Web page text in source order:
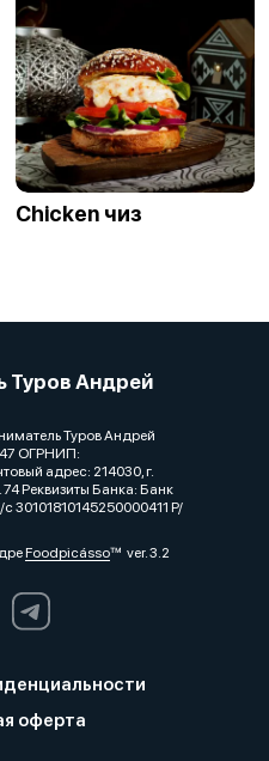
Chicken чиз
Туров Андрей
Туров Андрей
ОГРНИП:
адрес: 214030, г.
Реквизиты Банка: Банк
30101810145250000411 Р/
Foodpicássover. 3.2
оферта